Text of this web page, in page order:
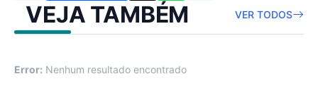
VEJA TAMBÉM VER TODOS
Error: Nenhum resultado encontrado